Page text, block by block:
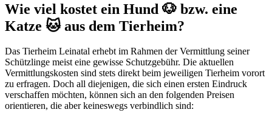
Wie viel kostet ein Hund 🐶 bzw. eine
Katze 🐱 aus dem Tierheim?
Das Tierheim Leinatal erhebt im Rahmen der Vermittlung seiner
Schützlinge meist eine gewisse Schutzgebühr. Die aktuellen
Vermittlungskosten sind stets direkt beim jeweiligen Tierheim vorort
zu erfragen. Doch all diejenigen, die sich einen ersten Eindruck
verschaffen möchten, können sich an den folgenden Preisen
orientieren, die aber keineswegs verbindlich sind: